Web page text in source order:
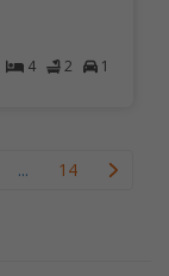
4 2 1
... 14